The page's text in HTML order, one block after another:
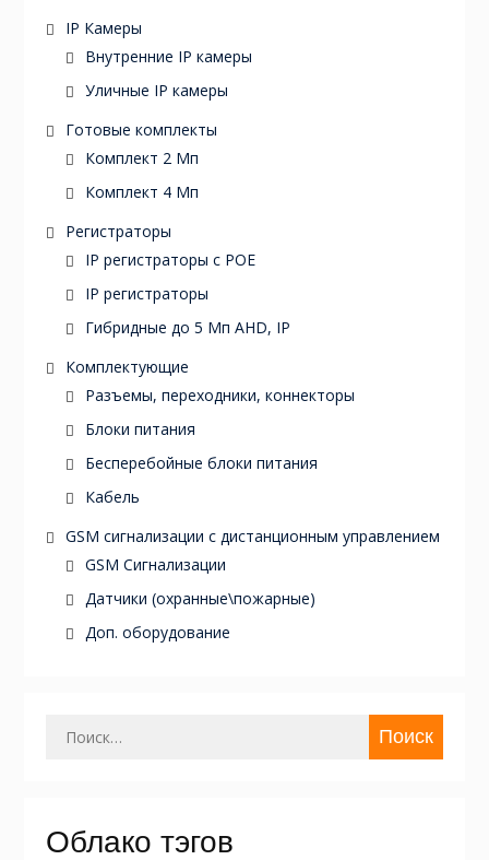
IP Камеры
Внутренние IP камеры
Уличные IP камеры
Готовые комплекты
Комплект 2 Мп
Комплект 4 Мп
Регистраторы
IP регистраторы с POE
IP регистраторы
Гибридные до 5 Мп AHD, IP
Комплектующие
Разъемы, переходники, коннекторы
Блоки питания
Бесперебойные блоки питания
Кабель
GSM cигнализации c дистанционным управлением
GSM Сигнализации
Датчики (охранные\пожарные)
Доп. оборудование
Облако тэгов